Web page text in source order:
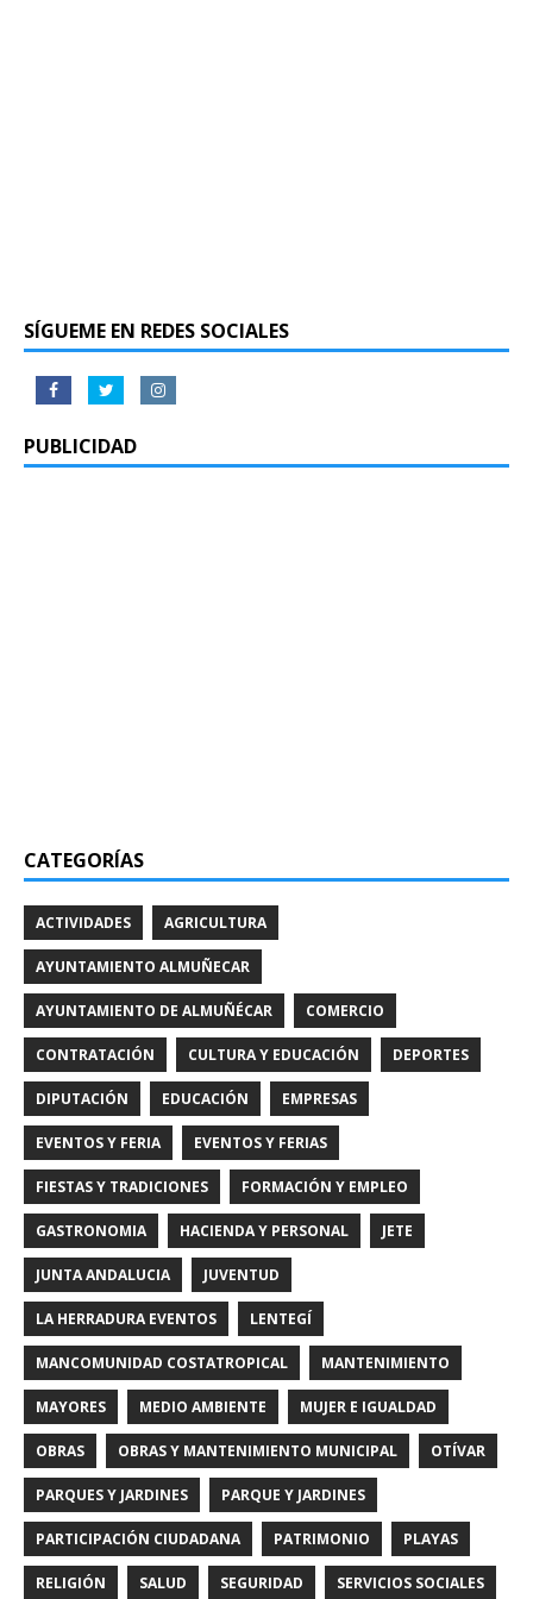
SÍGUEME EN REDES SOCIALES
PUBLICIDAD
CATEGORÍAS
ACTIVIDADES AGRICULTURA
AYUNTAMIENTO ALMUÑECAR
AYUNTAMIENTO DE ALMUÑÉCAR COMERCIO
CONTRATACIÓN CULTURA Y EDUCACIÓN DEPORTES
DIPUTACIÓN EDUCACIÓN EMPRESAS
EVENTOS Y FERIA EVENTOS Y FERIAS
FIESTAS Y TRADICIONES FORMACIÓN Y EMPLEO
GASTRONOMIA HACIENDA Y PERSONAL JETE
JUNTA ANDALUCIA JUVENTUD
LA HERRADURA EVENTOS LENTEGÍ
MANCOMUNIDAD COSTATROPICAL MANTENIMIENTO
MAYORES MEDIO AMBIENTE MUJER E IGUALDAD
OBRAS OBRAS Y MANTENIMIENTO MUNICIPAL OTÍVAR
PARQUES Y JARDINES PARQUE Y JARDINES
PARTICIPACIÓN CIUDADANA PATRIMONIO PLAYAS
RELIGIÓN SALUD SEGURIDAD SERVICIOS SOCIALES